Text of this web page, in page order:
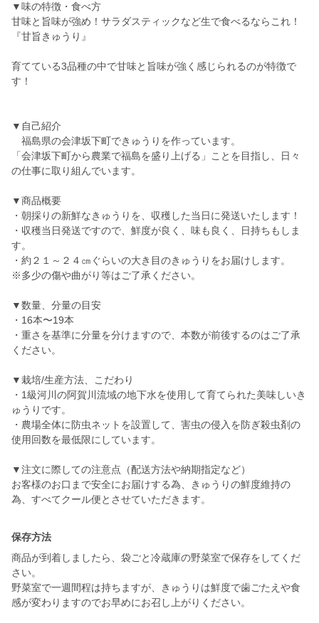
▼味の特徴・食べ方
甘味と旨味が強め！サラダスティックなど生で食べるならこれ！
『甘旨きゅうり』
育てている3品種の中で甘味と旨味が強く感じられるのが特徴で
す！
▼自己紹介
福島県の会津坂下町できゅうりを作っています。
「会津坂下町から農業で福島を盛り上げる」ことを目指し、日々
の仕事に取り組んでいます。
▼商品概要
・朝採りの新鮮なきゅうりを、収穫した当日に発送いたします！
・収穫当日発送ですので、鮮度が良く、味も良く、日持ちもしま
す。
・約２１～２４㎝ぐらいの大き目のきゅうりをお届けします。
※多少の傷や曲がり等はご了承ください。
▼数量、分量の目安
・16本〜19本
・重さを基準に分量を分けますので、本数が前後するのはご了承
ください。
▼栽培/生産方法、こだわり
・1級河川の阿賀川流域の地下水を使用して育てられた美味しいき
ゅうりです。
・農場全体に防虫ネットを設置して、害虫の侵入を防ぎ殺虫剤の
使用回数を最低限にしています。
▼注文に際しての注意点（配送方法や納期指定など）
お客様のお口まで安全にお届けする為、きゅうりの鮮度維持の
為、すべてクール便とさせていただきます。
保存方法
商品が到着しましたら、袋ごと冷蔵庫の野菜室で保存をしてくだ
さい。
野菜室で一週間程は持ちますが、きゅうりは鮮度で歯ごたえや食
感が変わりますのでお早めにお召し上がりください。